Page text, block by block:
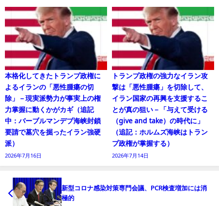
本格化してきたトランプ政権に
よるイランの「悪性腫瘍の切
除」－現実派勢力が事実上の権
力掌握に動くかがカギ（追記
中：バーブルマンデブ海峡封鎖
要請で墓穴を掘ったイラン強硬
派）
2026年7月16日
トランプ政権の強力なイラン攻
撃は「悪性腫瘍」を切除して、
イラン国家の再興を支援するこ
とが真の狙い－「与えて受ける
（give and take）の時代に」
（追記：ホルムズ海峡はトラン
プ政権が掌握する）
2026年7月14日
新型コロナ感染対策専門会議、PCR検査増加には消
極的